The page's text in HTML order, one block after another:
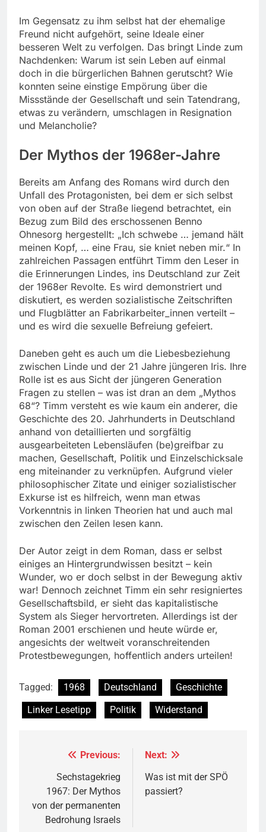
Im Gegensatz zu ihm selbst hat der ehemalige
Freund nicht aufgehört, seine Ideale einer
besseren Welt zu verfolgen. Das bringt Linde zum
Nachdenken: Warum ist sein Leben auf einmal
doch in die bürgerlichen Bahnen gerutscht? Wie
konnten seine einstige Empörung über die
Missstände der Gesellschaft und sein Tatendrang,
etwas zu verändern, umschlagen in Resignation
und Melancholie?
Der Mythos der 1968er-Jahre
Bereits am Anfang des Romans wird durch den
Unfall des Protagonisten, bei dem er sich selbst
von oben auf der Straße liegend betrachtet, ein
Bezug zum Bild des erschossenen Benno
Ohnesorg hergestellt: „Ich schwebe … jemand hält
meinen Kopf, … eine Frau, sie kniet neben mir.“ In
zahlreichen Passagen entführt Timm den Leser in
die Erinnerungen Lindes, ins Deutschland zur Zeit
der 1968er Revolte. Es wird demonstriert und
diskutiert, es werden sozialistische Zeitschriften
und Flugblätter an Fabrikarbeiter_innen verteilt –
und es wird die sexuelle Befreiung gefeiert.
Daneben geht es auch um die Liebesbeziehung
zwischen Linde und der 21 Jahre jüngeren Iris. Ihre
Rolle ist es aus Sicht der jüngeren Generation
Fragen zu stellen – was ist dran an dem „Mythos
68“? Timm versteht es wie kaum ein anderer, die
Geschichte des 20. Jahrhunderts in Deutschland
anhand von detaillierten und sorgfältig
ausgearbeiteten Lebensläufen (be)greifbar zu
machen, Gesellschaft, Politik und Einzelschicksale
eng miteinander zu verknüpfen. Aufgrund vieler
philosophischer Zitate und einiger sozialistischer
Exkurse ist es hilfreich, wenn man etwas
Vorkenntnis in linken Theorien hat und auch mal
zwischen den Zeilen lesen kann.
Der Autor zeigt in dem Roman, dass er selbst
einiges an Hintergrundwissen besitzt – kein
Wunder, wo er doch selbst in der Bewegung aktiv
war! Dennoch zeichnet Timm ein sehr resigniertes
Gesellschaftsbild, er sieht das kapitalistische
System als Sieger hervortreten. Allerdings ist der
Roman 2001 erschienen und heute würde er,
angesichts der weltweit voranschreitenden
Protestbewegungen, hoffentlich anders urteilen!
Tagged: 1968 Deutschland
Geschichte
Linker Lesetipp
Politik Widerstand
Beitragsnavigation
Previous:
Sechstagekrieg
1967: Der Mythos
von der permanenten
Bedrohung Israels
Next:
Was ist mit der SPÖ
passiert?